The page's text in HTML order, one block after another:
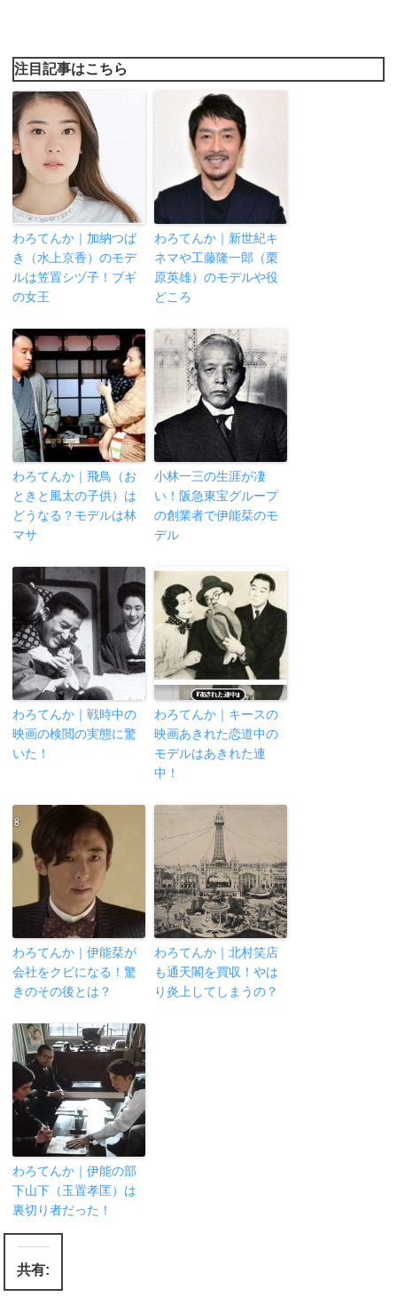
注目記事はこちら
わろてんか｜加納つば
き（水上京香）のモデ
ルは笠置シヅ子！ブギ
の女王
わろてんか｜新世紀キ
ネマや工藤隆一郎（栗
原英雄）のモデルや役
どころ
わろてんか｜飛鳥（お
ときと風太の子供）は
どうなる？モデルは林
マサ
小林一三の生涯が凄
い！阪急東宝グループ
の創業者で伊能栞のモ
デル
わろてんか｜戦時中の
映画の検閲の実態に驚
いた！
わろてんか｜キースの
映画あきれた恋道中の
モデルはあきれた連
中！
わろてんか｜伊能栞が
会社をクビになる！驚
きのその後とは？
わろてんか｜北村笑店
も通天閣を買収！やは
り炎上してしまうの？
わろてんか｜伊能の部
下山下（玉置孝匡）は
裏切り者だった！
共有: